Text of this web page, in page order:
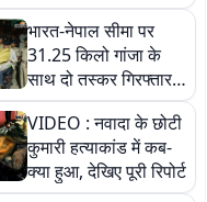
भारत-नेपाल सीमा पर
31.25 किलो गांजा के
साथ दो तस्कर गिरफ्तार,
नेपाली नंबर की बाइक
जब्त
VIDEO : नवादा के छोटी
कुमारी हत्याकांड में कब-
क्या हुआ, देखिए पूरी रिपोर्ट